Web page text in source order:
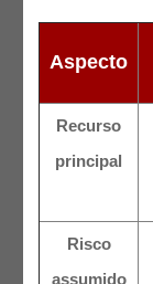
Aspecto
Recurso
principal
Risco
assumido